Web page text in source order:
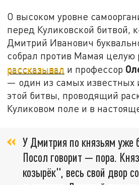
О высоком уровне
перед Куликовской битвой,
Дмитрий Иванович
собрал против Мамая целую
рассказывал и профессор
— один из самых известных
этой битвы, проводящий
Куликовом поле и в
У Дмитрия по князьям уже
Посол говорит — пора.
козырёк", весь свой двор